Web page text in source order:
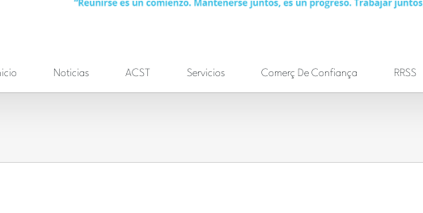
Noticias ACST Servicios Comerç De Confiança RRSS